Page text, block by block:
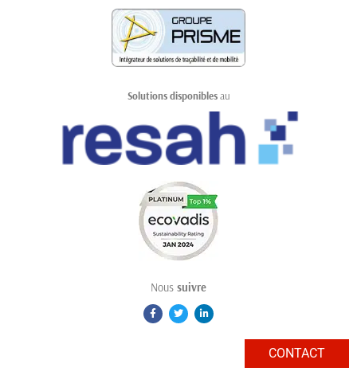
Solutions disponiblesau
Nous suivre
CONTACT